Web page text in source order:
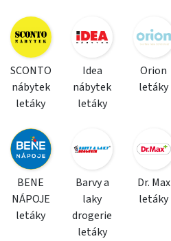
SCONTO
nábytek
letáky
Idea
nábytek
letáky
Orion
letáky
BENE
NÁPOJE
letáky
Barvy a
laky
drogerie
letáky
Dr. Max
letáky